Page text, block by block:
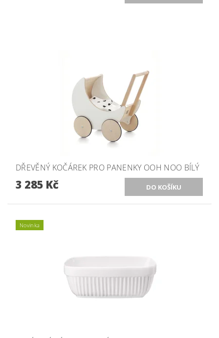
DŘEVĚNÝ KOČÁREK PRO PANENKY OOH NOO BÍLÝ
3 285 Kč
Novinka